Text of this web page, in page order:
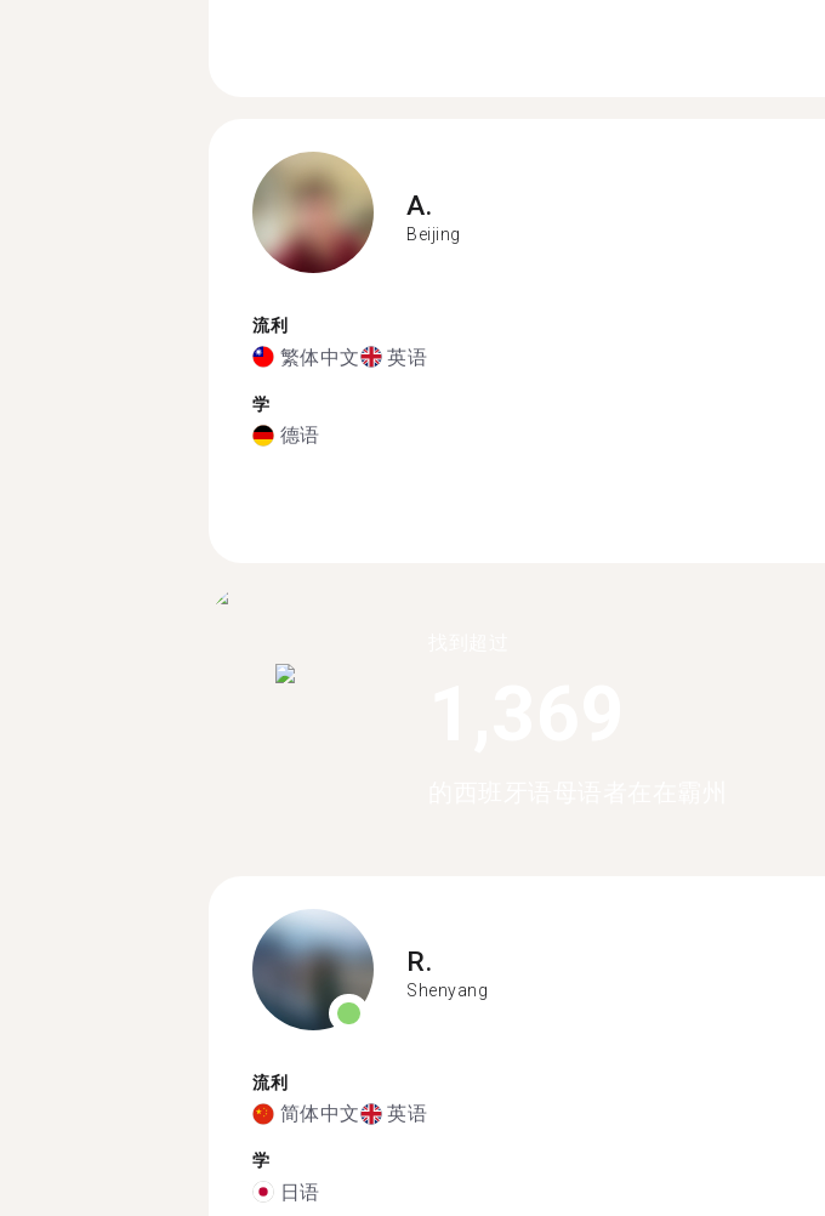
A.
Beijing
流利
繁体中文 英语
学
德语
R.
Shenyang
流利
简体中文 英语
学
日语